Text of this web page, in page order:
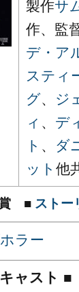
製作サ
作、監
デ・ア
スティ
グ、 ジ
ィ 、 デ
ト 、 ダ
ット 他
■ ストー
ラー
ャスト ■